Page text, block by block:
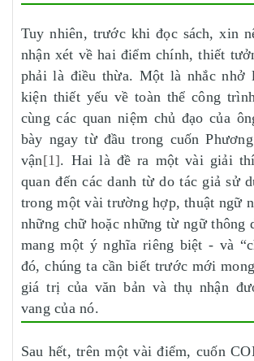
Tuy nhiên, trước khi đọc sách, xin
nhận xét về hai điểm chính, thiết
phải là điều thừa. Một là nhắc nhở
kiện thiết yếu về toàn thể công
cùng các quan niệm chủ đạo của
bày ngay từ đầu trong cuốn
vận[1]. Hai là đề ra một vài giải
quan đến các danh từ do tác giả sử
trong một vài trường hợp, thuật ngữ
những chữ hoặc những từ ngữ thông
mang một ý nghĩa riêng biệt - và
đó, chúng ta cần biết trước mới
giá trị của văn bản và thụ nhận
vang của nó.
Sau hết, trên một vài điểm, cuốn